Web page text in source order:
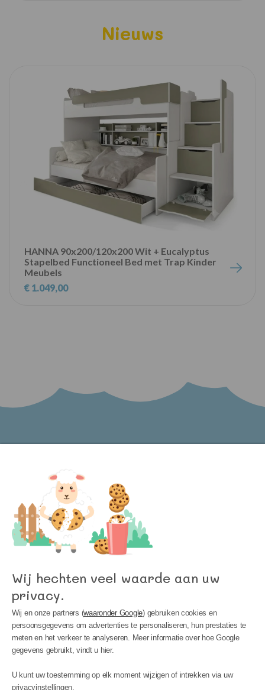
Nieuws
HANNA 90x200/120x200 Wit + Eucalyptus
Stapelbed Functioneel Bed met Trap Kinder
Meubels
€ 1.049,00
Wij hechten veel waarde aan uw
privacy.
Wij en onze partners (waaronder Google) gebruiken cookies en
persoonsgegevens om advertenties te personaliseren, hun prestaties te
meten en het verkeer te analyseren. Meer informatie over hoe Google
gegevens gebruikt, vindt u hier.
U kunt uw toestemming op elk moment wijzigen of intrekken via uw
privacyinstellingen.